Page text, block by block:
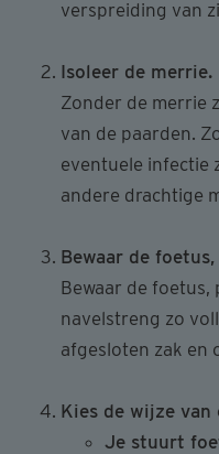
verspreiding van
Isoleer de merrie.
Zonder de merrie
van de paarden.
eventuele infectie
andere drachtige
Bewaar de
Bewaar de
navelstreng zo
afgesloten zak en
Kies de wijze van
Je stuurt